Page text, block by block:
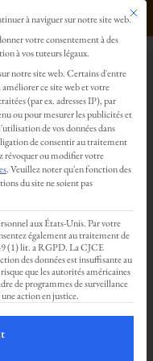
0499293179
Ce
à naviguer sur notre site web.
votre consentement à des
à vos tuteurs légaux.
notre site web. Certains d'entre
améliorer ce site web et votre
(par ex. adresses IP), par
ou pour mesurer les publicités et
de vos données dans
de consentir au traitement
révoquer ou modifier votre
.Veuillez noter qu'en fonction des
du site ne soient pas
aux États-Unis. Par votre
également au traitement de
(1) lit. a RGPD. La CJCE
des données est insuffisante au
que les autorités américaines
de programmes de surveillance
action en justice.